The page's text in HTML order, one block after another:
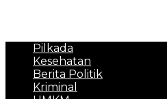
Pilkada
Kesehatan
Berita Politik
Kriminal